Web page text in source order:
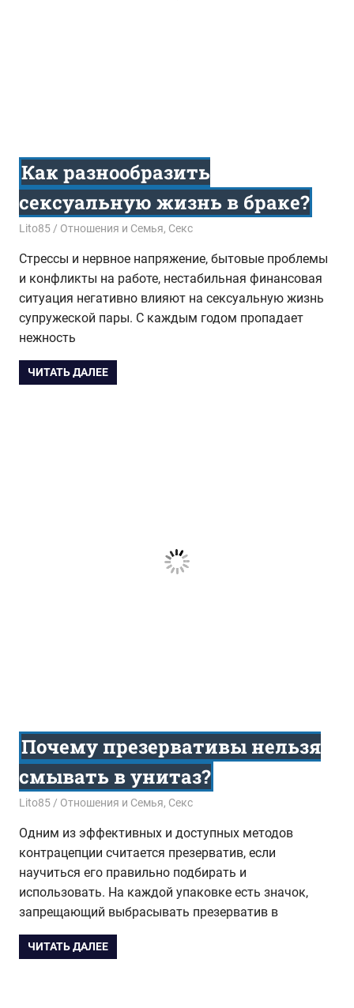
Как разнообразить
сексуальную жизнь в браке?
05.11.2017
Lito85 Отношения и Семья, Секс
Стрессы и нервное напряжение, бытовые проблемы
и конфликты на работе, нестабильная финансовая
ситуация негативно влияют на сексуальную жизнь
супружеской пары. С каждым годом пропадает
нежность
ЧИТАТЬ ДАЛЕЕ
Почему презервативы нельзя
смывать в унитаз?
24.04.2017
Lito85 Отношения и Семья, Секс
Одним из эффективных и доступных методов
контрацепции считается презерватив, если
научиться его правильно подбирать и
использовать. На каждой упаковке есть значок,
запрещающий выбрасывать презерватив в
ЧИТАТЬ ДАЛЕЕ